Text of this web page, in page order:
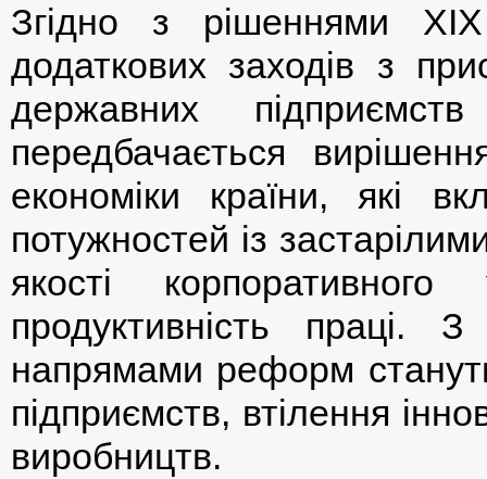
Згідно з рішеннями
додаткових заходів з
державних
передбачається
економіки країни, які
потужностей із
якості
продуктивність праці.
напрямами реформ
підприємств, втілення
виробництв.